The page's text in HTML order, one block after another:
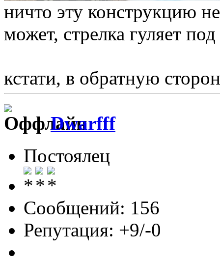
ничто эту конструкцию
может, стрелка гуляет
кстати, в обратную
Dwarfff
Постоялец
Сообщений: 156
Репутация: +9/-0